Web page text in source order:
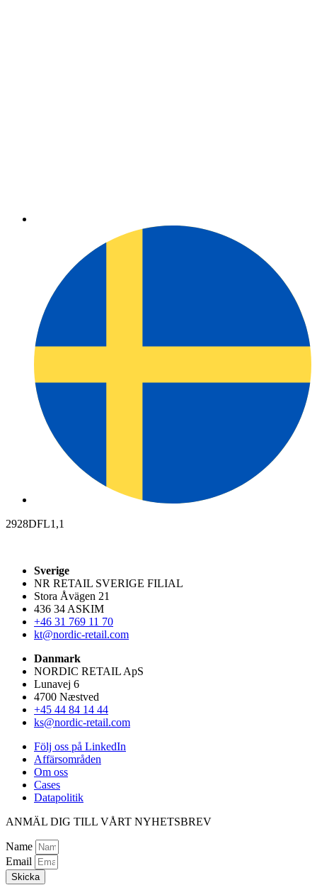
2928DFL1,1
Sverige
NR RETAIL SVERIGE FILIAL
Stora Åvägen 21
436 34 ASKIM
+46 31 769 11 70
kt@nordic-retail.com
Danmark
NORDIC RETAIL ApS
Lunavej 6
4700 Næstved
+45 44 84 14 44
ks@nordic-retail.com
Följ oss på LinkedIn
Affärsområden
Om oss
Cases
Datapolitik
ANMÄL DIG TILL VÅRT NYHETSBREV
Name
Email
Skicka